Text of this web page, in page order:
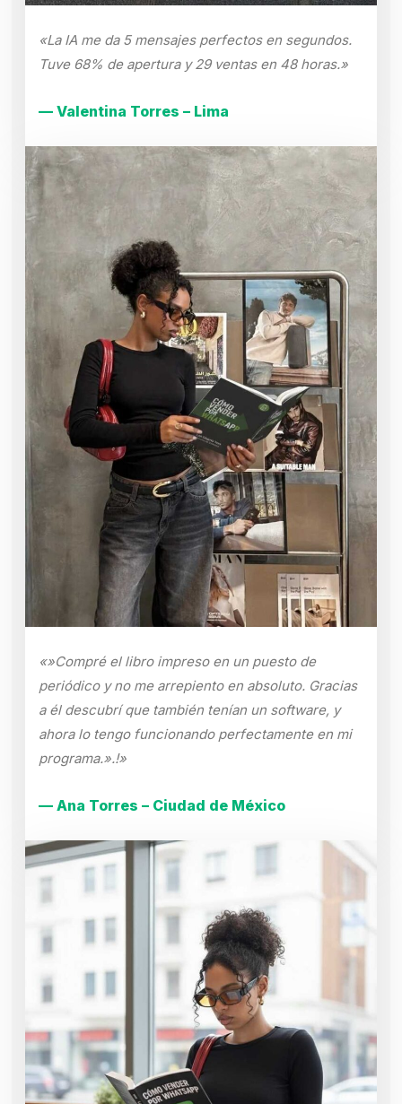
«La IA me da 5 mensajes perfectos en segundos.
Tuve 68% de apertura y 29 ventas en 48 horas.»
— Valentina Torres – Lima
«»Compré el libro impreso en un puesto de
periódico y no me arrepiento en absoluto. Gracias
a él descubrí que también tenían un software, y
ahora lo tengo funcionando perfectamente en mi
programa.».!»
— Ana Torres – Ciudad de México